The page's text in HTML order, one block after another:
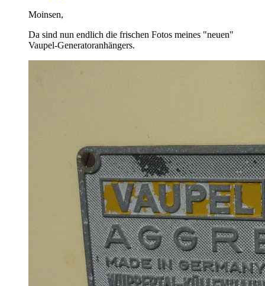
Moinsen,
Da sind nun endlich die frischen Fotos meines "neuen"
Vaupel-Generatoranhängers.